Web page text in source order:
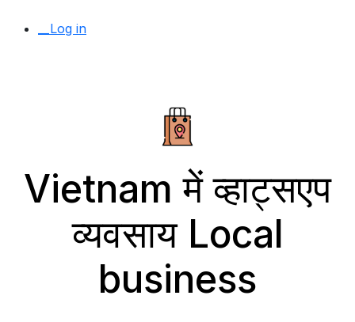
__Log in
Vietnam में व्हाट्सएप
व्यवसाय Local
business